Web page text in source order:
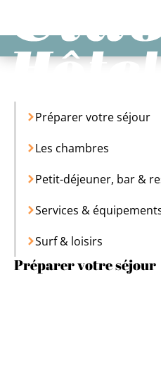
Préparer votre séjour
Les chambres
Petit-déjeuner, bar &
Services &
Surf & loisirs
Préparer votre séjour